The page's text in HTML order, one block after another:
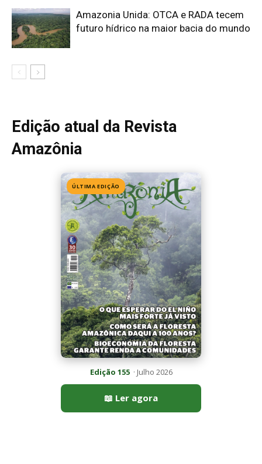
Edição 155· Julho 2026
📖 Ler agora
Mais lidas da semana